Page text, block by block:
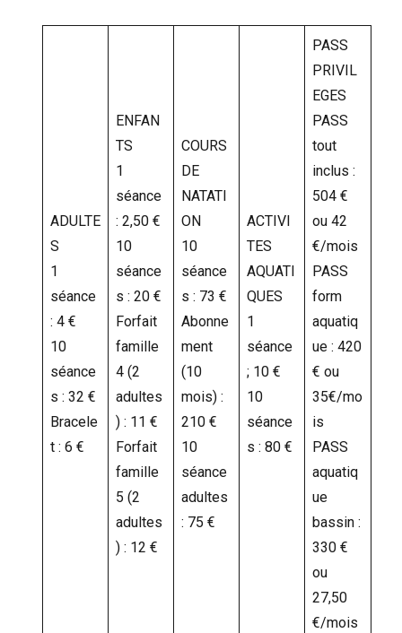
ADULTE
S
1
séance
: 4 €
10
séance
s : 32 €
Bracele
t : 6 €
ENFAN
TS
1
séance
: 2,50 €
10
séance
s : 20 €
Forfait
famille
4 (2
adultes
) : 11 €
Forfait
famille
5 (2
adultes
) : 12 €
COURS
DE
NATATI
ON
10
séance
s : 73 €
Abonne
ment
(10
mois) :
210 €
10
séance
adultes
: 75 €
ACTIVI
TES
AQUATI
QUES
1
séance
; 10 €
10
séance
s : 80 €
PASS
PRIVIL
EGES
PASS
tout
inclus :
504 €
ou 42
€/mois
PASS
form
aquatiq
ue : 420
€ ou
35€/mo
is
PASS
aquatiq
ue
bassin :
330 €
ou
27,50
€/mois